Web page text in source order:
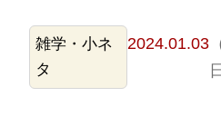
雑学・小ネ
タ
2024.01.03